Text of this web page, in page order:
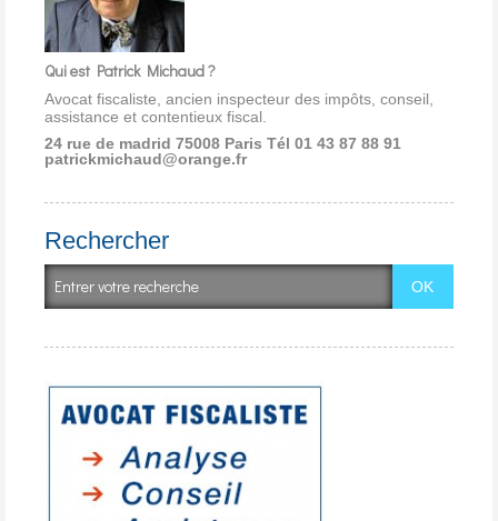
Qui est Patrick Michaud ?
Avocat fiscaliste, ancien inspecteur des impôts, conseil,
assistance et contentieux fiscal.
24 rue de madrid 75008 Paris Tél 01 43 87 88 91
patrickmichaud@orange.fr
Rechercher